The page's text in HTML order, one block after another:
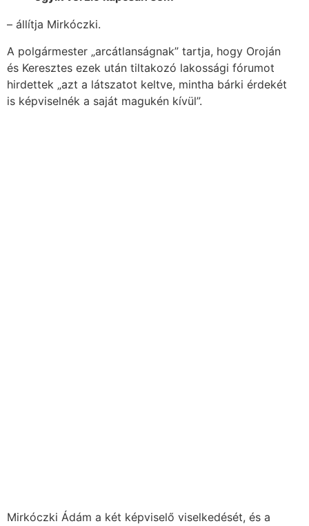
– állítja Mirkóczki.
A polgármester „arcátlanságnak” tartja, hogy Oroján
és Keresztes ezek után tiltakozó lakossági fórumot
hirdettek „azt a látszatot keltve, mintha bárki érdekét
is képviselnék a saját magukén kívül”.
Mirkóczki Ádám a két képviselő viselkedését, és a